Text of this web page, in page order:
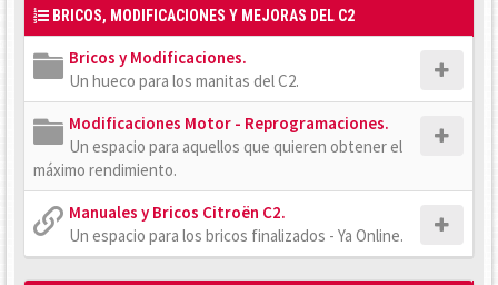
BRICOS, MODIFICACIONES Y MEJORAS DEL C2
Bricos y Modificaciones.
Un hueco para los manitas del C2.
Modificaciones Motor - Reprogramaciones.
Un espacio para aquellos que quieren obtener el
máximo rendimiento.
Manuales y Bricos Citroën C2.
Un espacio para los bricos finalizados - Ya Online.